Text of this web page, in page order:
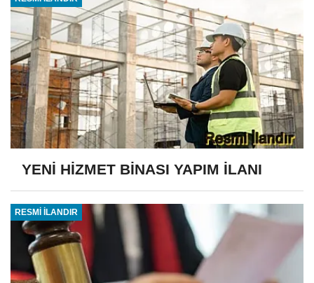
YENİ HİZMET BİNASI YAPIM İLANI
RESMİ İLANDIR